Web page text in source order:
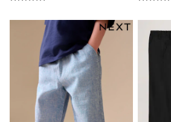
All Girls Brands
Nike
adidas
Smiggle
Lipsy Girl
River Island
Boden
Joules
Frugi